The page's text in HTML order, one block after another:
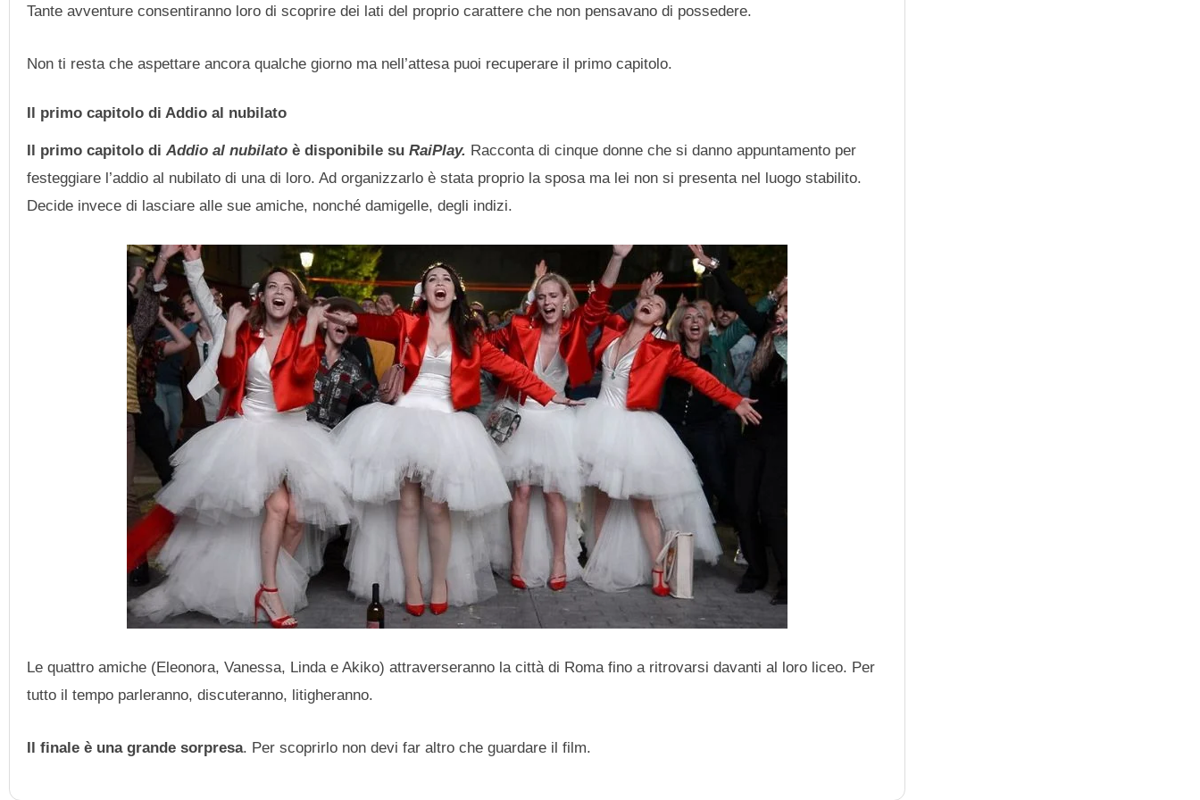
Tante avventure consentiranno loro di scoprire dei lati del proprio carattere che non pensavano di possedere.
Non ti resta che aspettare ancora qualche giorno ma nell’attesa puoi recuperare il primo capitolo.
Il primo capitolo di Addio al nubilato
Il primo capitolo diAddio al nubilato è disponibile suRaiPlay. Racconta di cinque donne che si danno appuntamento per
festeggiare l’addio al nubilato di una di loro. Ad organizzarlo è stata proprio la sposa ma lei non si presenta nel luogo stabilito.
Decide invece di lasciare alle sue amiche, nonché damigelle, degli indizi.
Le quattro amiche (Eleonora, Vanessa, Linda e Akiko) attraverseranno la città di Roma fino a ritrovarsi davanti al loro liceo. Per
tutto il tempo parleranno, discuteranno, litigheranno.
Il finale è una grande sorpresa. Per scoprirlo non devi far altro che guardare il film.